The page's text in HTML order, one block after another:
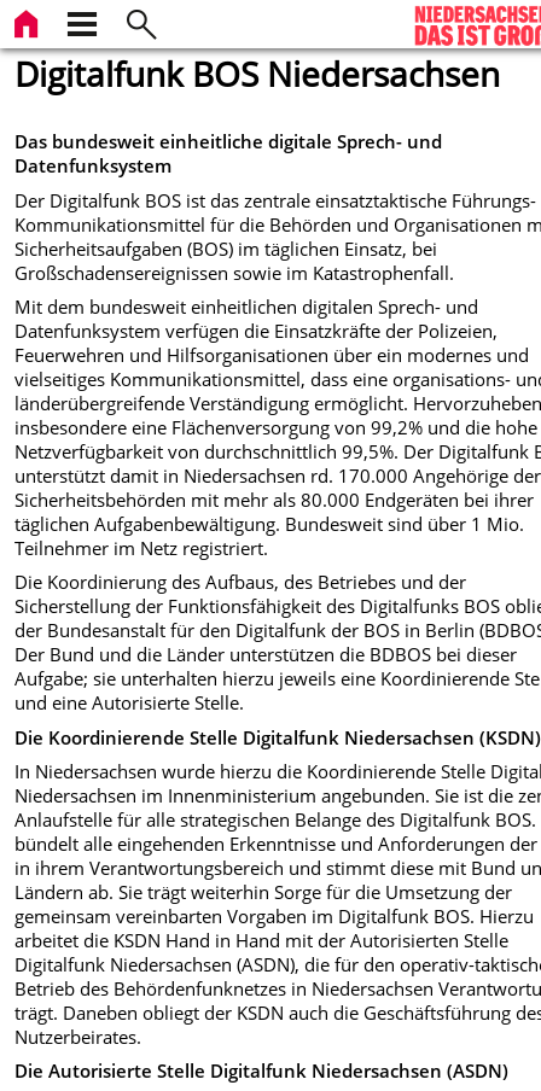
Digitalfunk BOS Niedersachsen
Das bundesweit einheitliche digitale Sprech- und
Datenfunksystem
Der Digitalfunk BOS ist das zentrale einsatztaktische
Kommunikationsmittel für die Behörden und Organisationen
Sicherheitsaufgaben (BOS) im täglichen Einsatz, bei
Großschadensereignissen sowie im Katastrophenfall.
Mit dem bundesweit einheitlichen digitalen Sprech- und
Datenfunksystem verfügen die Einsatzkräfte der Polizeien,
Feuerwehren und Hilfsorganisationen über ein modernes und
vielseitiges Kommunikationsmittel, dass eine organisations-
länderübergreifende Verständigung ermöglicht.
insbesondere eine Flächenversorgung von 99,2% und die hohe
Netzverfügbarkeit von durchschnittlich 99,5%. Der Digitalfunk
unterstützt damit in Niedersachsen rd. 170.000 Angehörige der
Sicherheitsbehörden mit mehr als 80.000 Endgeräten bei ihrer
täglichen Aufgabenbewältigung. Bundesweit sind über 1 Mio.
Teilnehmer im Netz registriert.
Die Koordinierung des Aufbaus, des Betriebes und der
Sicherstellung der Funktionsfähigkeit des Digitalfunks BOS
der Bundesanstalt für den Digitalfunk der BOS in Berlin
Der Bund und die Länder unterstützen die BDBOS bei dieser
Aufgabe; sie unterhalten hierzu jeweils eine Koordinierende
und eine Autorisierte Stelle.
Die Koordinierende Stelle Digitalfunk Niedersachsen (KSDN)
In Niedersachsen wurde hierzu die Koordinierende Stelle
Niedersachsen im Innenministerium angebunden. Sie ist die
Anlaufstelle für alle strategischen Belange des Digitalfunk BOS.
bündelt alle eingehenden Erkenntnisse und Anforderungen der
in ihrem Verantwortungsbereich und stimmt diese mit Bund
Ländern ab. Sie trägt weiterhin Sorge für die Umsetzung der
gemeinsam vereinbarten Vorgaben im Digitalfunk BOS. Hierzu
arbeitet die KSDN Hand in Hand mit der Autorisierten Stelle
Digitalfunk Niedersachsen (ASDN), die für den operativ-
Betrieb des Behördenfunknetzes in Niedersachsen
trägt. Daneben obliegt der KSDN auch die Geschäftsführung
Nutzerbeirates.
Die Autorisierte Stelle Digitalfunk Niedersachsen (ASDN)